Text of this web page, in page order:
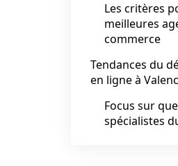
Les critères
meilleures
commerce
Tendances du
en ligne à
Focus sur
spécialistes